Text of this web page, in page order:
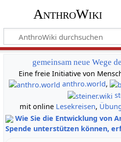
AnthroWiki
gemeinsam neue Wege
Eine freie Initiative von
anthro.world,
mit online Lesekreisen,
Wie Sie die Entwicklung von
Spende unterstützen können,